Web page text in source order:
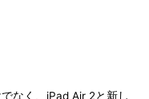
なく、iPad Air 2と新し